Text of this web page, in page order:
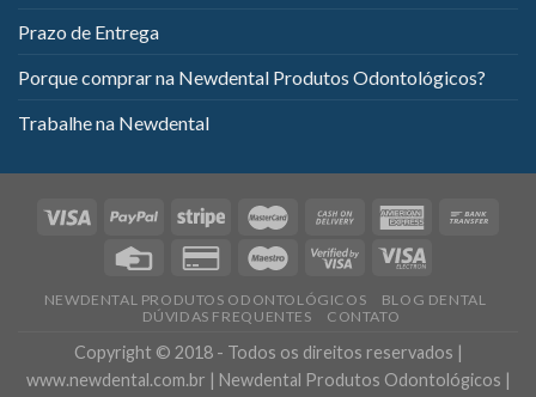
Prazo de Entrega
Porque comprar na Newdental Produtos Odontológicos?
Trabalhe na Newdental
NEWDENTAL PRODUTOS ODONTOLÓGICOS
BLOG DENTAL
DÚVIDAS FREQUENTES
CONTATO
Copyright © 2018 - Todos os direitos reservados |
www.newdental.com.br | Newdental Produtos Odontológicos |